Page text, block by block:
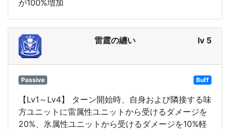
が100%増加
雷霆の纏い lv 5
Passive Buff
【Lv1～Lv4】 ターン開始時、自身および隣接する味
方ユニットに雷属性ユニットから受けるダメージを
20%、氷属性ユニットから受けるダメージを10%軽